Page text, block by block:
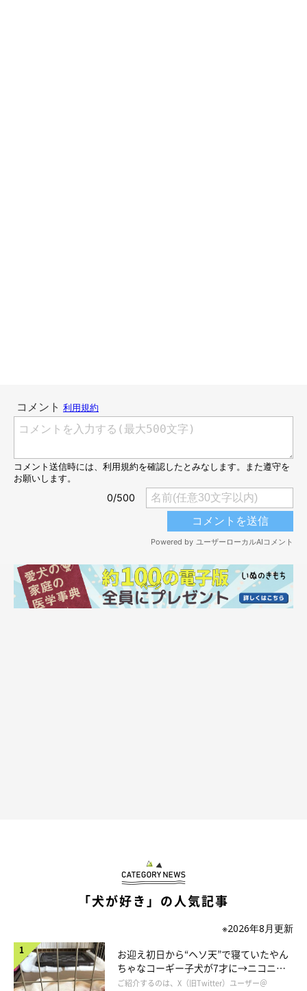
「犬が好き」の人気記事
※2026年8月更新
お迎え初日から“ヘソ天”で寝ていたやん
ちゃなコーギー子犬が7才に→ニコニ
コ“コーギースマイル”が魅力のコに成
ご紹介するのは、X（旧Twitter）ユーザー＠